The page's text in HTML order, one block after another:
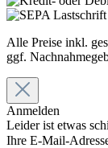
Alle Preise inkl.
ggf.
Anmelden
Leider ist etwas
Ihre E-Mail-